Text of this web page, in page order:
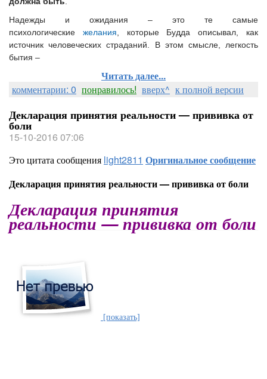
Надежды и ожидания – это те самые
психологические желания , которые Будда описывал, как
источник человеческих страданий. В этом смысле, легкость
бытия –
Читать далее...
комментарии: 0 понравилось! вверх^ к полной версии
Декларация принятия реальности — прививка от
боли
15-10-2016 07:06
Это цитата сообщения light2811 Оригинальное сообщение
Декларация принятия реальности — прививка от боли
Декларация принятия
реальности — прививка от боли
[показать]